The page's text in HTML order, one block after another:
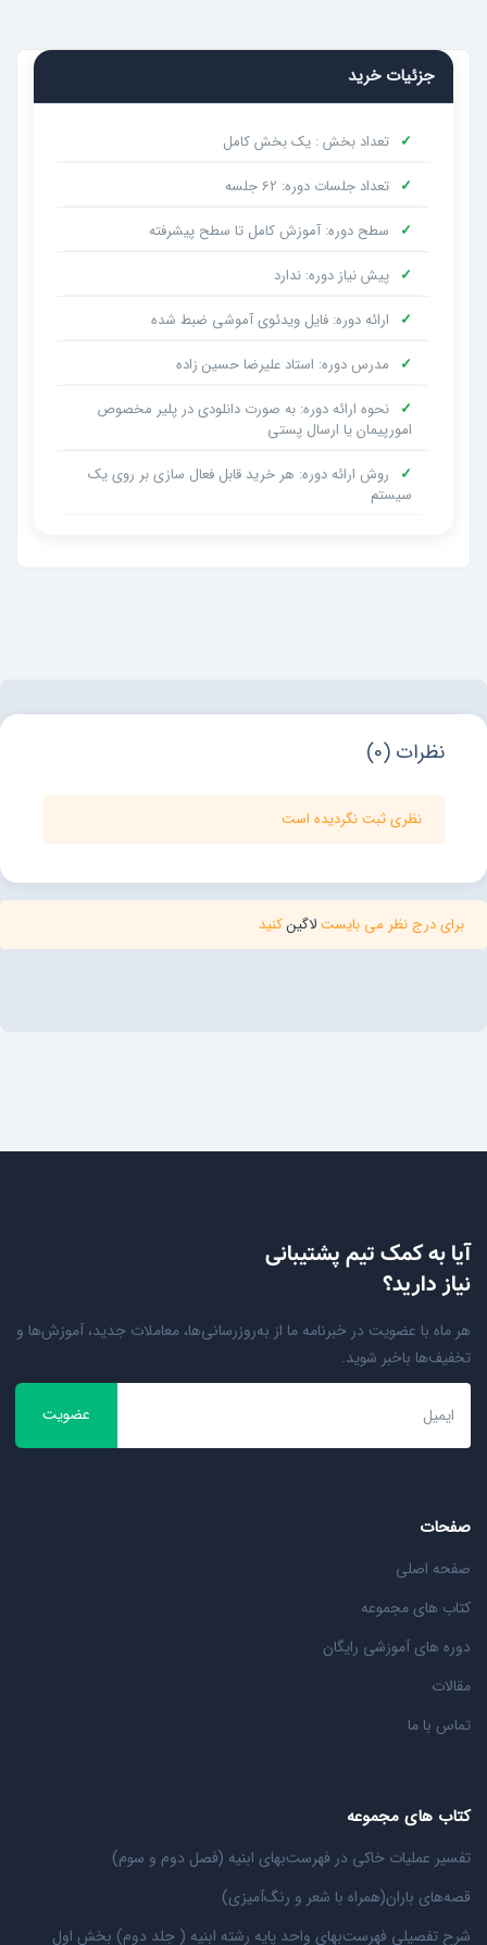
جزئیات خرید
تعداد بخش : یک بخش کامل
تعداد جلسات دوره: 62 جلسه
سطح دوره: آموزش کامل تا سطح پیشرفته
پیش نیاز دوره: ندارد
ارائه دوره: فایل ویدئوی آموشی ضبط شده
مدرس دوره: استاد علیرضا حسین زاده
نحوه ارائه دوره: به صورت دانلودی در پلیر مخصوص
امورپیمان یا ارسال پستی
روش ارائه دوره: هر خرید قابل فعال سازی بر روی یک
سیستم
نظرات (0)
نظری ثبت نگردیده است
برای درج نظر می بایستلاگینکنید
آیا به کمک تیم پشتیبانی
نیاز دارید؟
هر ماه با عضویت در خبرنامه ما از به‌روزرسانی‌ها، معاملات جدید، آموزش‌ها و
تخفیف‌ها باخبر شوید.
عضویت
صفحات
صفحه اصلی
کتاب های مجموعه
دوره های آموزشی رایگان
مقالات
تماس با ما
کتاب های مجموعه
تفسیر عملیات خاکی در فهرست‌بهای ابنیه (فصل دوم و سوم)
قصه‌های باران(همراه با شعر و رنگ‌‌آمیزی)
شرح تفصیلی فهرست‌بهای واحد پایه رشته ابنیه ( جلد دوم) بخش اول